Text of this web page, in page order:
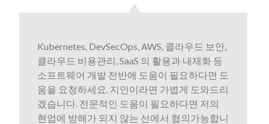
Kubernetes, DevSecOps, AWS, 클라우드 보안,
클라우드 비용관리, SaaS 의 활용과 내재화 등
소프트웨어 개발 전반에 도움이 필요하다면 도
움을 요청하세요. 지인이라면 가볍게 도와드리
겠습니다. 전문적인 도움이 필요하다면 저의
현업에 방해가 되지 않는 선에서 협의가능합니